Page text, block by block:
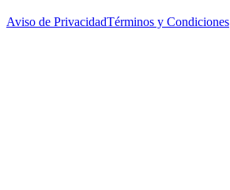
Aviso de PrivacidadTérminos y Condiciones